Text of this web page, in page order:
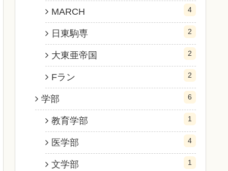
MARCH 4
日東駒専 2
大東亜帝国 2
Fラン 2
学部 6
教育学部 1
医学部 4
文学部 1